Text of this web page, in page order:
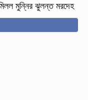
মুন্নির ঝুলন্ত মরদেহ